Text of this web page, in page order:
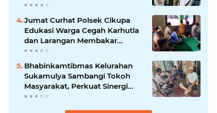
Jumat Curhat Polsek Cikupa
Edukasi Warga Cegah Karhutla
dan Larangan Membakar
Sampah
Bhabinkamtibmas Kelurahan
Sukamulya Sambangi Tokoh
Masyarakat, Perkuat Sinergi
Jaga Kamtibmas